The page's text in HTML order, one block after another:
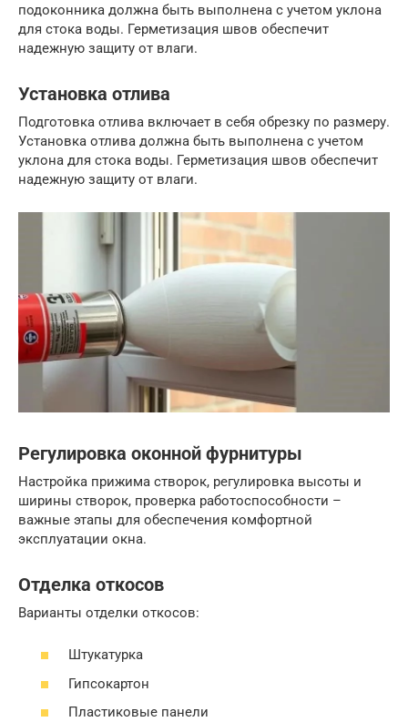
подоконника должна быть выполнена с учетом уклона
для стока воды. Герметизация швов обеспечит
надежную защиту от влаги.
Установка отлива
Подготовка отлива включает в себя обрезку по размеру.
Установка отлива должна быть выполнена с учетом
уклона для стока воды. Герметизация швов обеспечит
надежную защиту от влаги.
Регулировка оконной фурнитуры
Настройка прижима створок, регулировка высоты и
ширины створок, проверка работоспособности –
важные этапы для обеспечения комфортной
эксплуатации окна.
Отделка откосов
Варианты отделки откосов:
Штукатурка
Гипсокартон
Пластиковые панели